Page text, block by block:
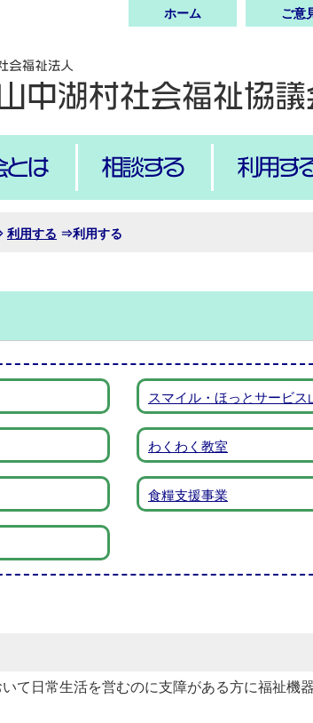
ホーム ご意
利用する ⇒利用する
スマイル・ほっとサービス
わくわく教室
食糧支援事業
て日常生活を営むのに支障がある方に福祉機